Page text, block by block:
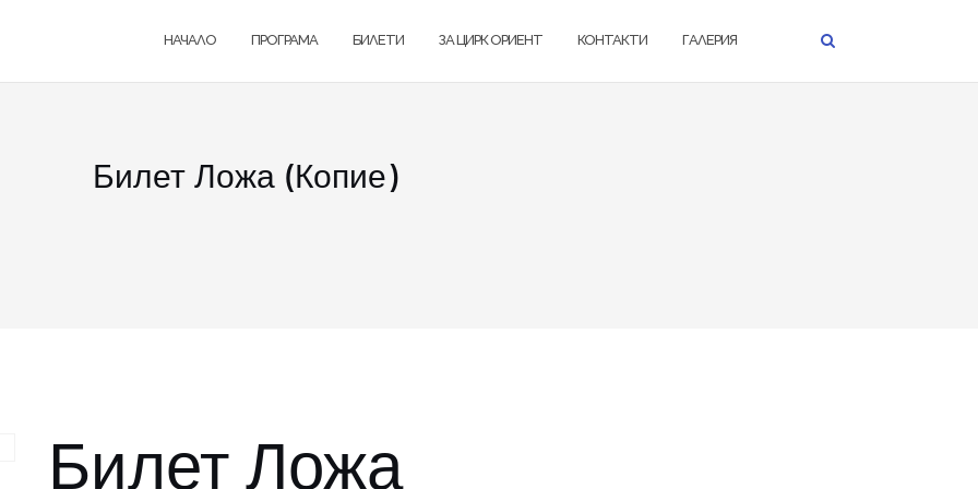
НАЧАЛО ПРОГРАМА БИЛЕТИ ЗА ЦИРК ОРИЕНТ КОНТАКТИ ГАЛЕРИЯ
Билет Ложа (Копие)
Билет Ложа